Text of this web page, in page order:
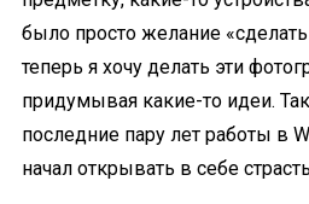
было просто желание
теперь я хочу делать эти
придумывая какие-то идеи.
последние пару лет работы в
начал открывать в себе